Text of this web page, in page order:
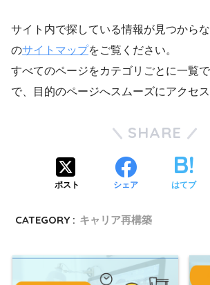
サイト内で探している情報が見つから
のサイトマップをご覧ください。
すべてのページをカテゴリごとに一覧
で、目的のページへスムーズにアクセス
SHARE
ポスト シェア はてブ
CATEGORY : キャリア再構築